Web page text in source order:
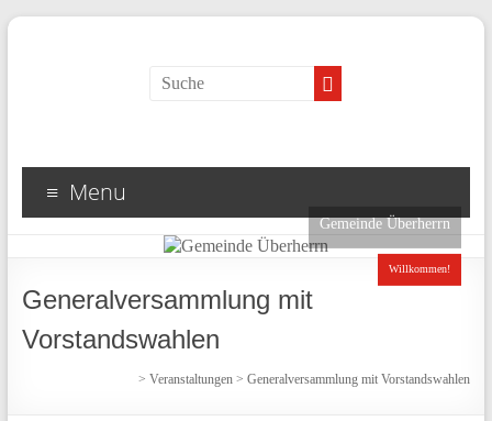
Menu
Gemeinde Überherrn
Willkommen!
Generalversammlung mit
Vorstandswahlen
>Veranstaltungen >Generalversammlung mit Vorstandswahlen